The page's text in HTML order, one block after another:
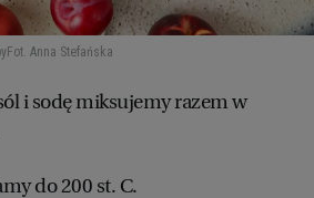
Fot. Anna Stefańska
i sodę miksujemy razem w
do 200 st. C.